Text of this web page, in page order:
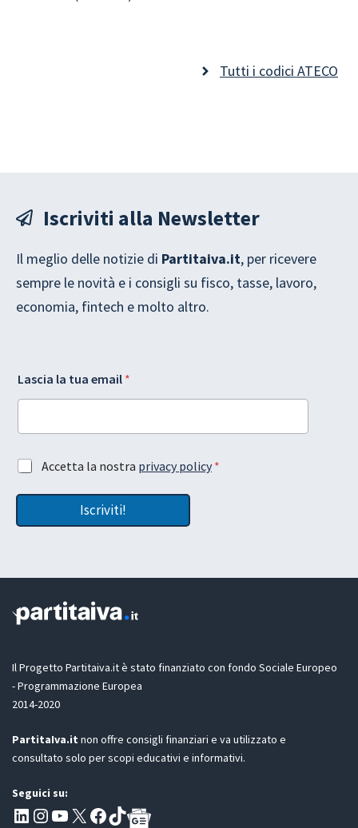
Tutti i codici ATECO
Iscriviti alla Newsletter
Il meglio delle notizie di Partitaiva.it, per ricevere
sempre le novità e i consigli su fisco, tasse, lavoro,
economia, fintech e molto altro.
D
P
*
c
c
o
e
Lascia la tua email *
A
c
t
n
D
R
*
Accetta la nostra privacy policy *
Iscriviti!
Il Progetto Partitaiva.it è stato finanziato con fondo Sociale Europeo
- Programmazione Europea
2014-2020
PartitaIva.it non offre consigli finanziari e va utilizzato e
consultato solo per scopi educativi e informativi.
Seguici su:
Pagina LinkedIn PartitaIva
Instagram
Canale YouTube Evoluzione - Partitaiva.it
X Segui PartitaIva su Facebook
TikTok